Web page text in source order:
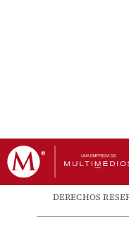
DERECHOS